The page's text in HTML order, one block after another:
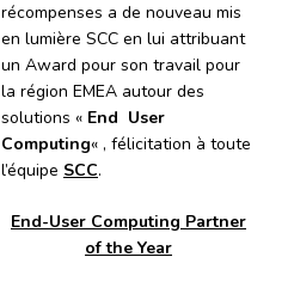
récompenses a de nouveau mis
en lumière SCC en lui attribuant
un Award pour son travail pour
la région EMEA autour des
solutions « End User
Computing« , félicitation à toute
l’équipe SCC.
End-User Computing Partner
of the Year